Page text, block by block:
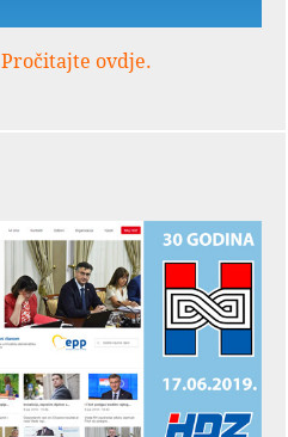
Pročitajte ovdje.